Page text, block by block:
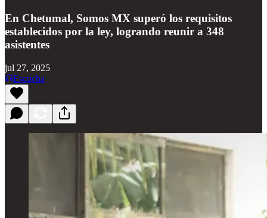
En Chetumal, Somos MX superó los requisitos
establecidos por la ley, logrando reunir a 348
asistentes
jul 27, 2025
Escucha